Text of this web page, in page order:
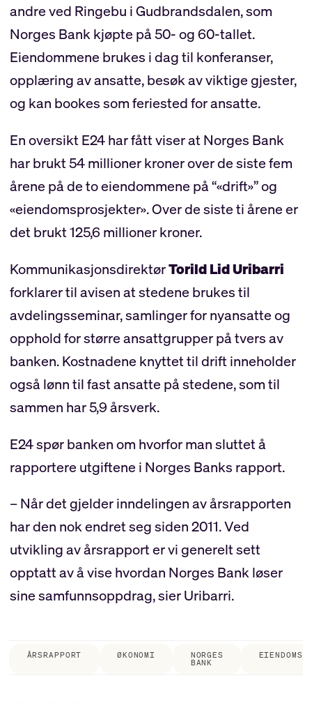
andre ved Ringebu i Gudbrandsdalen, som
Norges Bank kjøpte på 50- og 60-tallet.
Eiendommene brukes i dag til konferanser,
opplæring av ansatte, besøk av viktige gjester,
og kan bookes som feriested for ansatte.
En oversikt E24 har fått viser at Norges Bank
har brukt 54 millioner kroner over de siste fem
årene på de to eiendommene på “«drift»” og
«eiendomsprosjekter». Over de siste ti årene er
det brukt 125,6 millioner kroner.
KommunikasjonsdirektørTorild Lid Uribarri
forklarer til avisen at stedene brukes til
avdelingsseminar, samlinger for nyansatte og
opphold for større ansattgrupper på tvers av
banken. Kostnadene knyttet til drift inneholder
også lønn til fast ansatte på stedene, som til
sammen har 5,9 årsverk.
E24 spør banken om hvorfor man sluttet å
rapportere utgiftene i Norges Banks rapport.
– Når det gjelder inndelingen av årsrapporten
har den nok endret seg siden 2011. Ved
utvikling av årsrapport er vi generelt sett
opptatt av å vise hvordan Norges Bank løser
sine samfunnsoppdrag, sier Uribarri.
ÅRSRAPPORT ØKONOMI NORGES
BANK